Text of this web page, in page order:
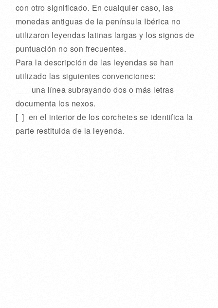
con otro significado. En cualquier caso, las
monedas antiguas de la península Ibérica no
utilizaron leyendas latinas largas y los signos de
puntuación no son frecuentes.
Para la descripción de las leyendas se han
utilizado las siguientes convenciones:
___ una línea subrayando dos o más letras
documenta los nexos.
[ ] en el interior de los corchetes se identifica la
parte restituida de la leyenda.